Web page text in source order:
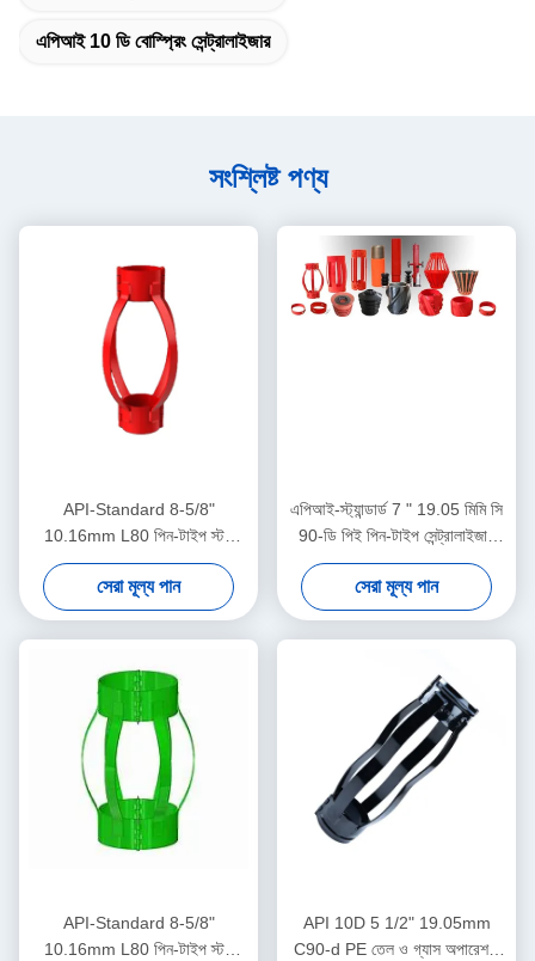
এপিআই 10 ডি বোস্প্রিং সেন্ট্রালাইজার
সংশ্লিষ্ট পণ্য
API-Standard 8-5/8"
10.16mm L80 পিন-টাইপ স্টপ
কলার তেল ও গ্যাস অপারেশনে কেসিং
সেন্ট্রালাইজার ডিসপ্লেসমেন্ট সীমাবদ্ধ
করার জন্য ডিজাইন করা হয়েছে
সেরা মূল্য পান
এপিআই-স্ট্যান্ডার্ড 7 " 19.05 মিমি সি
90-ডি পিই পিন-টাইপ সেন্ট্রালাইজার
তেল ও গ্যাস অপারেশনগুলিতে কেসিং
সেন্ট্রালাইজার স্থানচ্যুতি সীমাবদ্ধ করার
জন্য
সেরা মূল্য পান
API-Standard 8-5/8"
10.16mm L80 পিন-টাইপ স্টপ
API 10D 5 1/2" 19.05mm
C90-d PE তেল ও গ্যাস অপারেশনে